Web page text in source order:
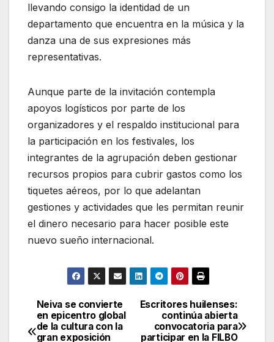
llevando consigo la identidad de un
departamento que encuentra en la música y la
danza una de sus expresiones más
representativas.
Aunque parte de la invitación contempla
apoyos logísticos por parte de los
organizadores y el respaldo institucional para
la participación en los festivales, los
integrantes de la agrupación deben gestionar
recursos propios para cubrir gastos como los
tiquetes aéreos, por lo que adelantan
gestiones y actividades que les permitan reunir
el dinero necesario para hacer posible este
nuevo sueño internacional.
Navegación
de
Escritores huilenses:
continúa abierta
convocatoria para
participar en la FILBO
Neiva se convierte
en epicentro global
de la cultura con la
gran exposición